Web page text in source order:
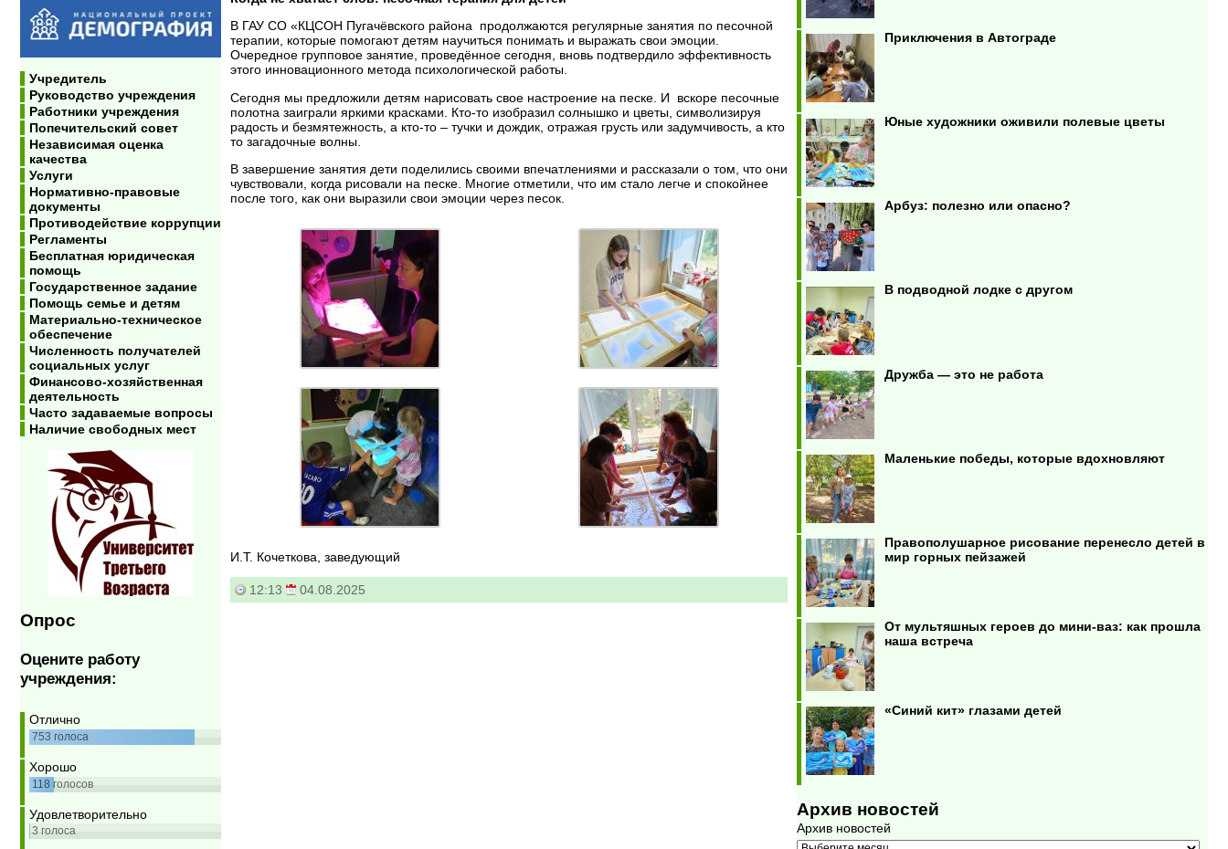
Учредитель
Руководство учреждения
Работники учреждения
Попечительский совет
Независимая оценка
качества
Услуги
Нормативно-правовые
документы
Противодействие коррупции
Регламенты
Бесплатная юридическая
помощь
Государственное задание
Помощь семье и детям
Материально-техническое
обеспечение
Численность получателей
социальных услуг
Финансово-хозяйственная
деятельность
Часто задаваемые вопросы
Наличие свободных мест
Опрос
Оцените работу
учреждения:
Отлично
753голоса
Хорошо
118 голосов
Удовлетворительно
3голоса
В ГАУ СО «КЦСОН Пугачёвского района продолжаются регулярные занятия по песочной
терапии, которые помогают детям научиться понимать и выражать свои эмоции.
Очередное групповое занятие, проведённое сегодня, вновь подтвердило эффективность
этого инновационного метода психологической работы.
Сегодня мы предложили детям нарисовать свое настроение на песке. И вскоре песочные
полотна заиграли яркими красками. Кто-то изобразил солнышко и цветы, символизируя
радость и безмятежность, а кто-то – тучки и дождик, отражая грусть или задумчивость, а кто
то загадочные волны.
В завершение занятия дети поделились своими впечатлениями и рассказали о том, что они
чувствовали, когда рисовали на песке. Многие отметили, что им стало легче и спокойнее
после того, как они выразили свои эмоции через песок.
И.Т. Кочеткова, заведующий
12:13 04.08.2025
Приключения в Автограде
Юные художники оживили полевые цветы
Арбуз: полезно или опасно?
В подводной лодке с другом
Дружба — это не работа
Маленькие победы, которые вдохновляют
Правополушарное рисование перенесло детей в
мир горных пейзажей
От мультяшных героев до мини-ваз: как прошла
наша встреча
«Синий кит» глазами детей
Архив новостей
Архив новостей